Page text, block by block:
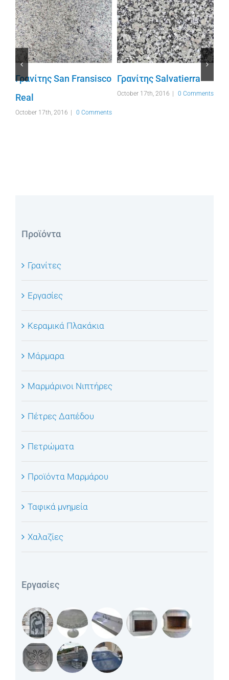
Γρανίτης San Fransisco
Real
October 17th, 2016 0 Comments
Γρανίτης Salvatierra
October 17th, 2016 0 Comments
Προϊόντα
Γρανίτες
Εργασίες
Κεραμικά Πλακάκια
Μάρμαρα
Μαρμάρινοι Νιπτήρες
Πέτρες Δαπέδου
Πετρώματα
Προϊόντα Μαρμάρου
Ταφικά μνημεία
Χαλαζίες
Εργασίες